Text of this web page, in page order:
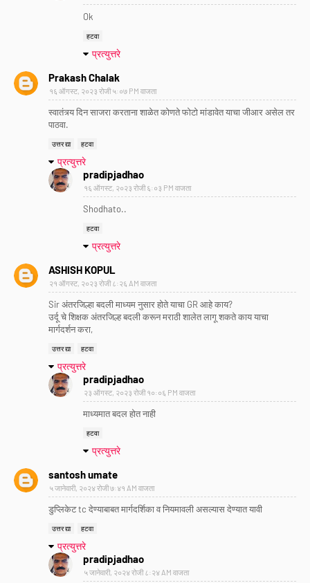
Ok
हटवा
प्रत्युत्तरे
Prakash Chalak
१६ ऑगस्ट, २०२३ रोजी ५:०७ PM वाजता
स्वातंत्र्य दिन साजरा करताना शाळेत कोणते फोटो मांडावेत याचा जीआर असेल तर
पाठवा.
उत्तर द्या हटवा
प्रत्युत्तरे
pradipjadhao
१६ ऑगस्ट, २०२३ रोजी ६:०३ PM वाजता
Shodhato..
हटवा
प्रत्युत्तरे
ASHISH KOPUL
२१ ऑगस्ट, २०२३ रोजी ८:२६ AM वाजता
Sir अंतरजिल्हा बदली माध्यम नुसार होते याचा GR आहे काय?
उर्दू चे शिक्षक अंतरजिल्ह बदली करून मराठी शालेत लागू शकते काय याचा
मार्गदर्शन करा,
उत्तर द्या हटवा
प्रत्युत्तरे
pradipjadhao
२३ ऑगस्ट, २०२३ रोजी १०:०६ PM वाजता
माध्यमात बदल होत नाही
हटवा
प्रत्युत्तरे
santosh umate
५ जानेवारी, २०२४ रोजी ७:४१ AM वाजता
डुप्लिकेट tc देण्याबाबत मार्गदर्शिका व नियमावली असल्यास देण्यात यावी
उत्तर द्या हटवा
प्रत्युत्तरे
pradipjadhao
५ जानेवारी, २०२४ रोजी ८:२४ AM वाजता